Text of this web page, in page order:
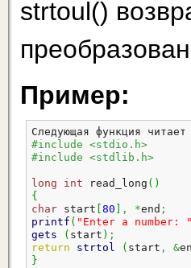
strtoul()
Пример:
Следующая функция
#include <stdio.h>
#include <stdlib.h>
long int read_long ( )
{
char start 80 , *end ;
printf ( "Enter a number: "
gets
( start ) ;
return
strtol ( start , &
}